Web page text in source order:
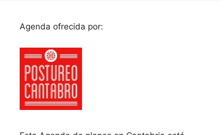
Agenda ofrecida por: